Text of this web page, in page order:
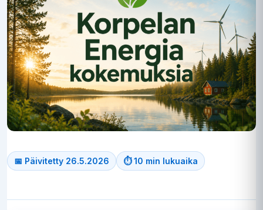
📅 Päivitetty 26.5.2026 ⏱ 10 min lukuaika